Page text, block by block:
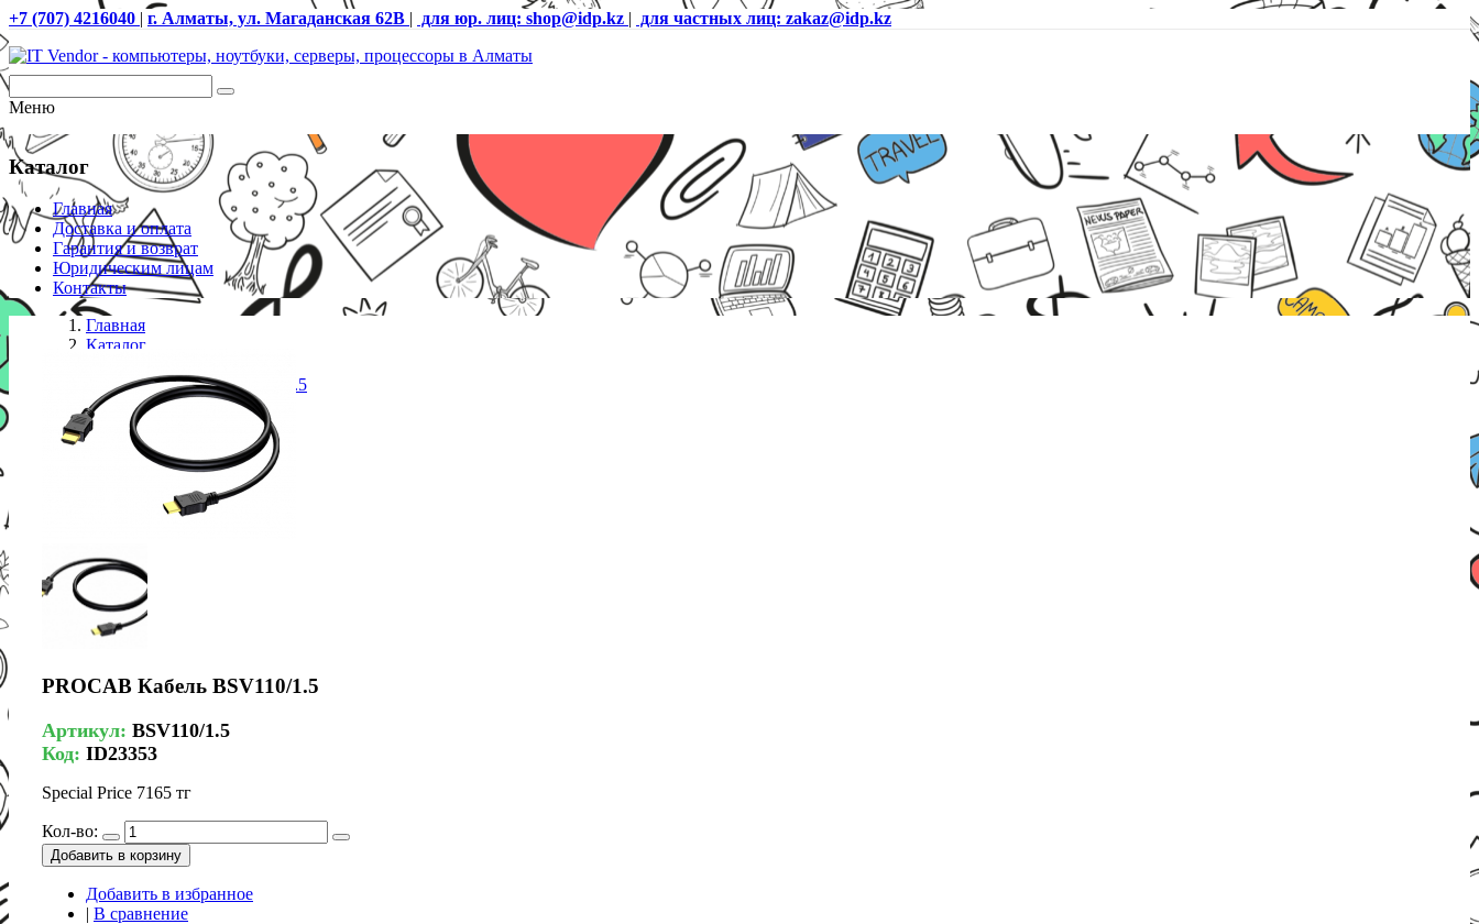
+7 (707) 4216040 | г. Алматы, ул. Магаданская 62В | для юр. лиц: shop@idp.kz | для частных лиц: zakaz@idp.kz
Меню
Каталог
Главная
Доставка и оплата
Гарантия и возврат
Юридическим лицам
Контакты
Главная
Каталог
PROCAB Кабель BSV110/1.5
PROCAB Кабель BSV110/1.5
Артикул: BSV110/1.5
Код: ID23353
Special Price 7165 тг
Кол-во:
Добавить в корзину
Добавить в избранное
| В сравнение